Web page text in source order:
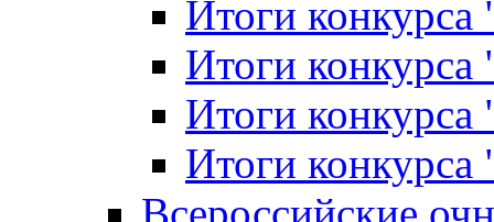
Итоги
Итоги конкурса
Итоги
Итоги